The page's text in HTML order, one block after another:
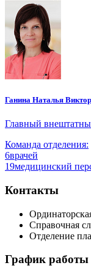
Ганина Наталья
Главный
Команда отделения:
6врачей
19медицинский
Контакты
Справочная
Отделение
График работы